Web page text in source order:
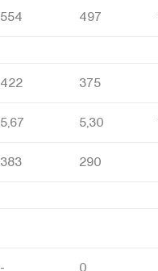
554 497
422 375
5,67 5,30
383 290
- 0